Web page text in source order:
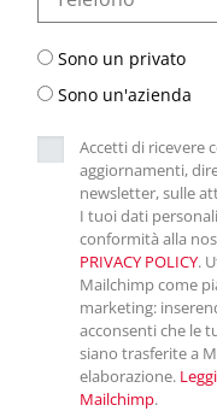
Sono un privato
Sono un'azienda
Accetti di ricevere
aggiornamenti,
newsletter, sulle
I tuoi dati
conformità alla
PRIVACY POLICY.
Mailchimp come
marketing:
acconsenti che le
siano trasferite a
elaborazione.
Mailchimp.